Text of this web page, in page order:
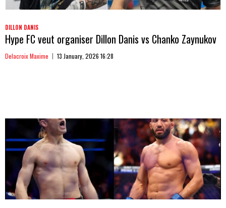
DILLON DANIS
Hype FC veut organiser Dillon Danis vs Chanko Zaynukov
Delacroix Maxime 13 January, 2026 16:28